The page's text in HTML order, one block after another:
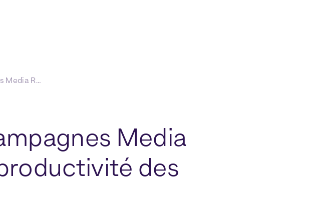
Optimisation des campagnes Media Retail : L’apport de productivité des agents IA
Media
des